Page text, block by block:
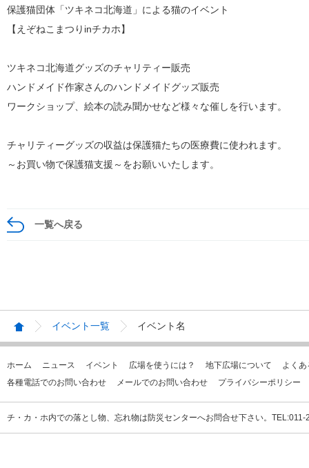
保護猫団体「ツキネコ北海道」による猫のイベント
【えぞねこまつりinチカホ】
ツキネコ北海道グッズのチャリティー販売
ハンドメイド作家さんのハンドメイドグッズ販売
ワークショップ、絵本の読み聞かせなど様々な催しを行います。
チャリティーグッズの収益は保護猫たちの医療費に使われます。
～お買い物で保護猫支援～をお願いいたします。
一覧へ戻る
イベント一覧 イベント名
ホーム ニュース イベント 広場を使うには？ 地下広場について
よく
各種電話でのお問い合わせ
メールでのお問い合わせ プライバシーポリシー
チ・カ・ホ内での落とし物、忘れ物は防災センターへお問合せ下さい。